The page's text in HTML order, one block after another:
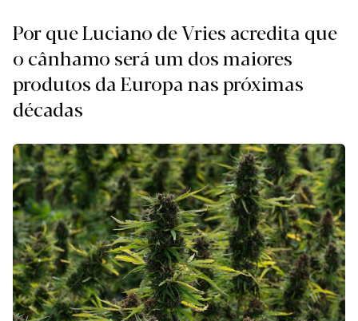
Por que Luciano de Vries acredita que
o cânhamo será um dos maiores
produtos da Europa nas próximas
décadas